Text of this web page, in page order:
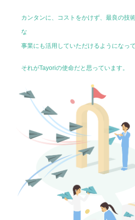
カンタンに、コストをかけず、最良の技
な
事業にも活用していただけるようになって
それがTayoriの使命だと思っています。